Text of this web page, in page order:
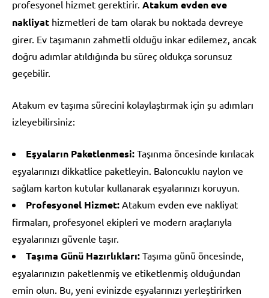
profesyonel hizmet gerektirir. Atakum evden eve
nakliyat hizmetleri de tam olarak bu noktada devreye
girer. Ev taşımanın zahmetli olduğu inkar edilemez, ancak
doğru adımlar atıldığında bu süreç oldukça sorunsuz
geçebilir.
Atakum ev taşıma sürecini kolaylaştırmak için şu adımları
izleyebilirsiniz:
Eşyaların Paketlenmesi: Taşınma öncesinde kırılacak
eşyalarınızı dikkatlice paketleyin. Baloncuklu naylon ve
sağlam karton kutular kullanarak eşyalarınızı koruyun.
Profesyonel Hizmet: Atakum evden eve nakliyat
firmaları, profesyonel ekipleri ve modern araçlarıyla
eşyalarınızı güvenle taşır.
Taşıma Günü Hazırlıkları: Taşıma günü öncesinde,
eşyalarınızın paketlenmiş ve etiketlenmiş olduğundan
emin olun. Bu, yeni evinizde eşyalarınızı yerleştirirken